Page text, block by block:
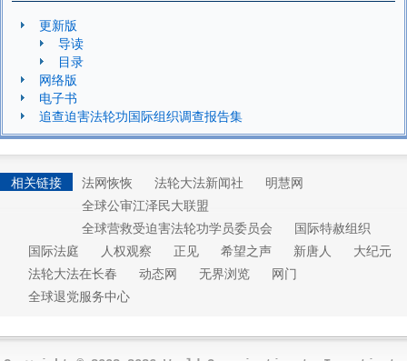
更新版
导读
目录
网络版
电子书
追查迫害法轮功国际组织调查报告集
相关链接 法网恢恢 法轮大法新闻社
明慧网
全球公审江泽民大联盟
全球营救受迫害法轮功学员委员会
国际特赦组织
国际法庭
人权观察 正见 希望之声 新唐人
大纪元
法轮大法在长春
动态网 无界浏览
网门
全球退党服务中心